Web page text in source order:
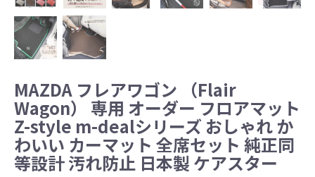
MAZDA フレアワゴン （Flair
Wagon） 専用 オーダー フロアマット
Z-style m-dealシリーズ おしゃれ か
わいい カーマット 全席セット 純正同
等設計 汚れ防止 日本製 ケアスター